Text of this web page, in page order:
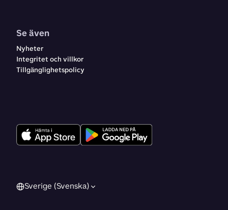
Se även
Nyheter
Integritet och villkor
Tillgänglighetspolicy
Sverige (Svenska)